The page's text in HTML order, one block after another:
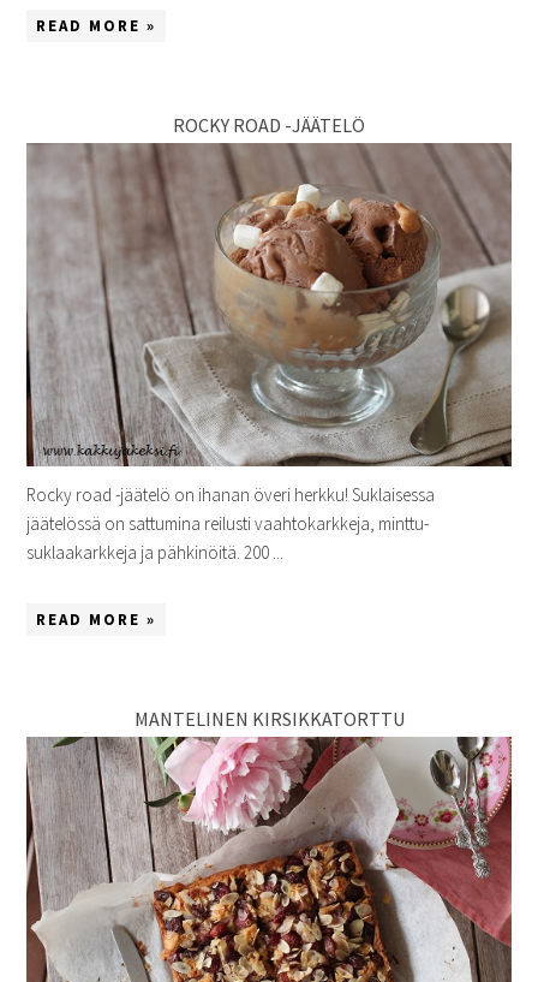
READ MORE »
ROCKY ROAD -JÄÄTELÖ
Rocky road -jäätelö on ihanan överi herkku! Suklaisessa
jäätelössä on sattumina reilusti vaahtokarkkeja, minttu-
suklaakarkkeja ja pähkinöitä. 200 ...
READ MORE »
MANTELINEN KIRSIKKATORTTU